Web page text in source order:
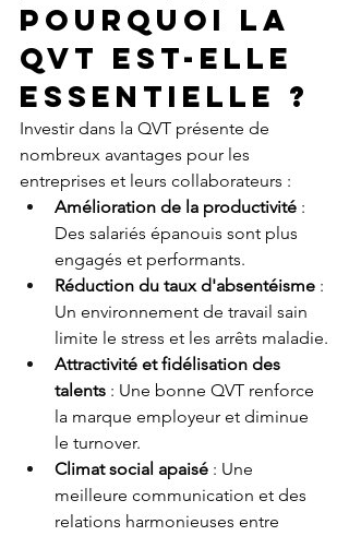
Pourquoi la
QVT est-elle
essentielle ?
Investir dans la QVT présente de
nombreux avantages pour les
entreprises et leurs collaborateurs :
Amélioration de la productivité :
Des salariés épanouis sont plus
engagés et performants.
Réduction du taux d'absentéisme :
Un environnement de travail sain
limite le stress et les arrêts maladie.
Attractivité et fidélisation des
talents : Une bonne QVT renforce
la marque employeur et diminue
le turnover.
Climat social apaisé : Une
meilleure communication et des
relations harmonieuses entre